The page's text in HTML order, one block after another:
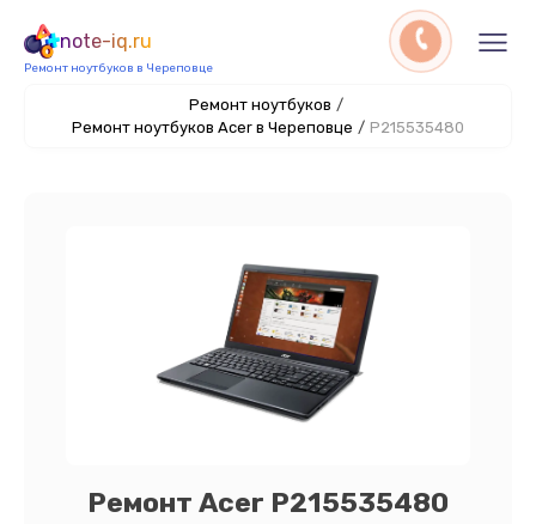
note-iq.ru
Ремонт ноутбуков в Череповце
Ремонт ноутбуков /
Ремонт ноутбуков Acer в Череповце / P215535480
Ремонт Acer P215535480